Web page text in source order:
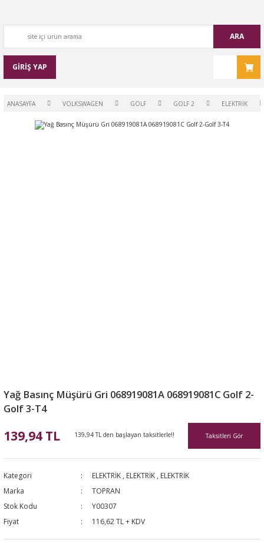
ARA
GİRİŞ YAP
ANASAYFA VOLKSWAGEN GOLF GOLF 2 ELEKTRİK
Yağ Basınç Müşürü Gri 068919081A 068919081C Golf 2-
Golf 3-T4
139,94 TL 139,94 TL den başlayan taksitlerle!! Taksitleri Gör
Kategori ELEKTRİK , ELEKTRİK , ELEKTRİK
Marka
TOPRAN
Stok Kodu
Y00307
Fiyat
116,62 TL + KDV